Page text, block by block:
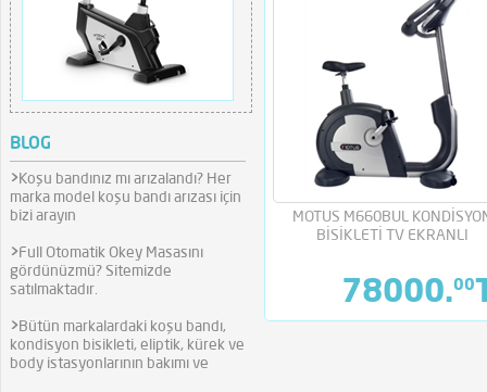
BLOG
> Koşu bandınız mı arızalandı? Her
marka model koşu bandı arızası için
bizi arayın
> Full Otomatik Okey Masasını
gördünüzmü? Sitemizde
satılmaktadır.
> Bütün markalardaki koşu bandı,
kondisyon bisikleti, eliptik, kürek ve
body istasyonlarının bakımı ve
MOTUS M660BUL
BİSİKLETİ TV EKRANLI
78000.00